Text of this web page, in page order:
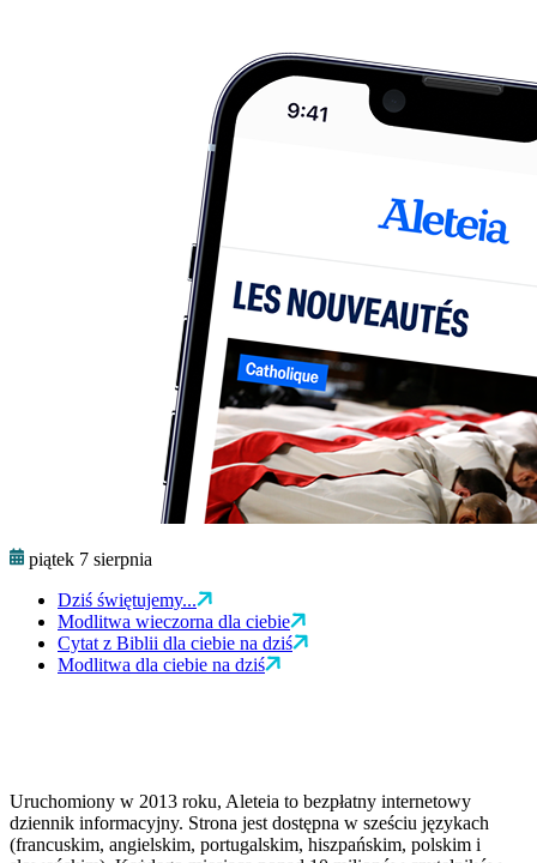
piątek 7 sierpnia
Dziś świętujemy...
Modlitwa wieczorna dla ciebie
Cytat z Biblii dla ciebie na dziś
Modlitwa dla ciebie na dziś
Uruchomiony w 2013 roku, Aleteia to bezpłatny internetowy
dziennik informacyjny. Strona jest dostępna w sześciu językach
(francuskim, angielskim, portugalskim, hiszpańskim, polskim i